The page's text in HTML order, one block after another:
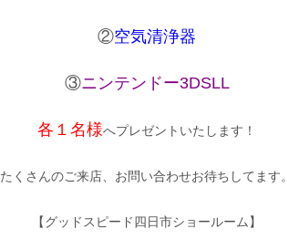
②空気清浄器
③ニンテンドー3DSLL
各１名様へプレゼントいたします！
たくさんのご来店、お問い合わせお待ちしてます。
【グッドスピード四日市ショールーム】